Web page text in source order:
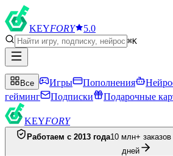
KEYFORY 5.0
⌘K
Все Игры Пополнения
гейминг
Подписки Подарочные
KEYFORY
Работаем с 2013 года10 млн+ заказов
дней